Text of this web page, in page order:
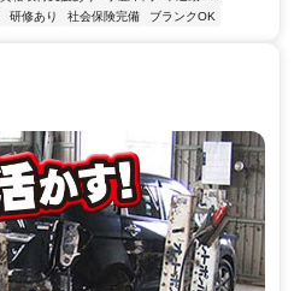
研修あり 社会保険完備 ブランクOK